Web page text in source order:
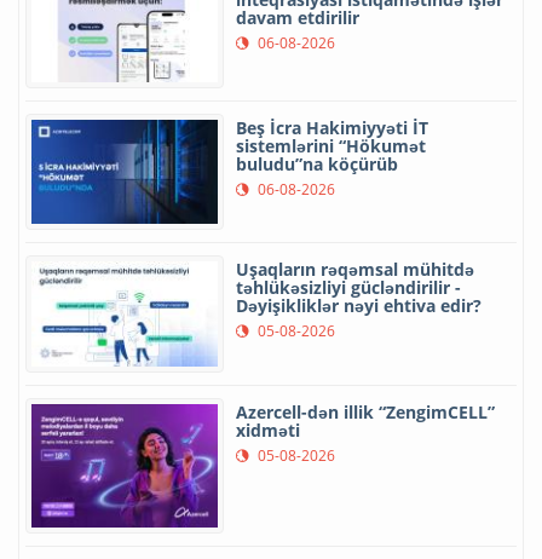
davam etdirilir
06-08-2026
Beş İcra Hakimiyyəti İT
sistemlərini “Hökumət
buludu”na köçürüb
06-08-2026
Uşaqların rəqəmsal mühitdə
təhlükəsizliyi gücləndirilir -
Dəyişikliklər nəyi ehtiva edir?
05-08-2026
Azercell-dən illik “ZengimCELL”
xidməti
05-08-2026